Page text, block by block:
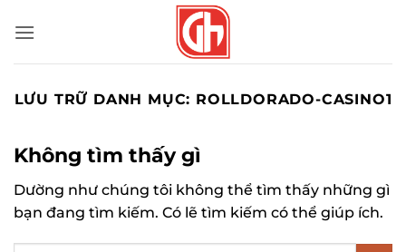
qua
LƯU TRỮ DANH MỤC: ROLLDORADO-CASINO1
Không tìm thấy gì
Dường như chúng tôi không thể tìm thấy những gì
bạn đang tìm kiếm. Có lẽ tìm kiếm có thể giúp ích.